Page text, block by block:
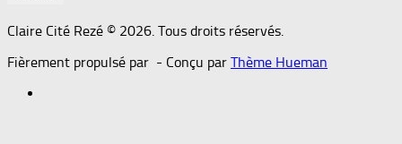
Claire Cité Rezé © 2026. Tous droits réservés.
Fièrement propulsé par - Conçu par Thème Hueman